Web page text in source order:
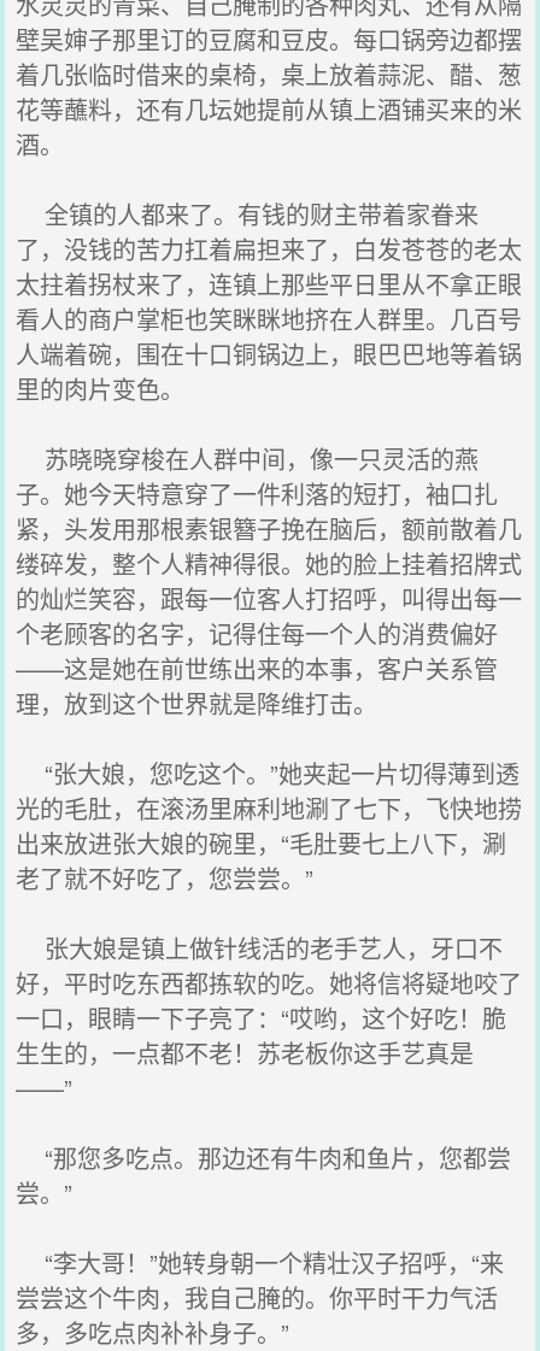
壁吴婶子那里订的豆腐和豆皮。每口锅旁边都摆
着几张临时借来的桌椅，桌上放着蒜泥、醋、葱
花等蘸料，还有几坛她提前从镇上酒铺买来的米
酒。
全镇的人都来了。有钱的财主带着家眷来
了，没钱的苦力扛着扁担来了，白发苍苍的老太
太拄着拐杖来了，连镇上那些平日里从不拿正眼
看人的商户掌柜也笑眯眯地挤在人群里。几百号
人端着碗，围在十口铜锅边上，眼巴巴地等着锅
里的肉片变色。
苏晓晓穿梭在人群中间，像一只灵活的燕
子。她今天特意穿了一件利落的短打，袖口扎
紧，头发用那根素银簪子挽在脑后，额前散着几
缕碎发，整个人精神得很。她的脸上挂着招牌式
的灿烂笑容，跟每一位客人打招呼，叫得出每一
个老顾客的名字，记得住每一个人的消费偏好
——这是她在前世练出来的本事，客户关系管
理，放到这个世界就是降维打击。
“张大娘，您吃这个。”她夹起一片切得薄到透
光的毛肚，在滚汤里麻利地涮了七下，飞快地捞
出来放进张大娘的碗里，“毛肚要七上八下，涮
老了就不好吃了，您尝尝。”
张大娘是镇上做针线活的老手艺人，牙口不
好，平时吃东西都拣软的吃。她将信将疑地咬了
一口，眼睛一下子亮了：“哎哟，这个好吃！脆
生生的，一点都不老！苏老板你这手艺真是
——”
“那您多吃点。那边还有牛肉和鱼片，您都尝
尝。”
“李大哥！”她转身朝一个精壮汉子招呼，“来
尝尝这个牛肉，我自己腌的。你平时干力气活
多，多吃点肉补补身子。”